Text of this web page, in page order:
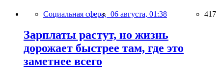
Социальная сфера, 06 августа, 01:38 417
Зарплаты растут, но жизнь
дорожает быстрее там, где это
заметнее всего